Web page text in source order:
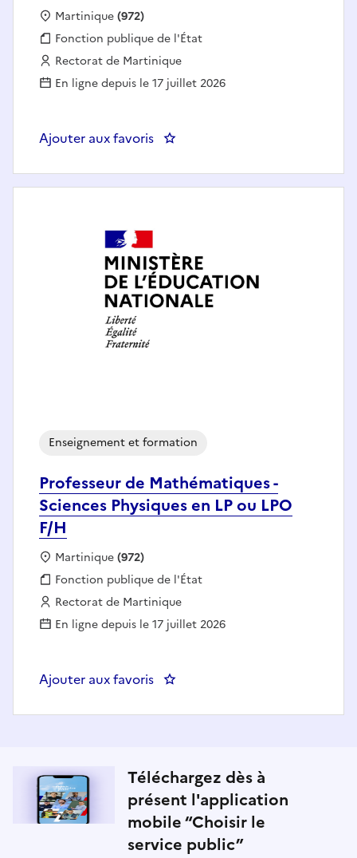
Localisation :
Martinique(972)
Fonction publique :
Fonction publique de l'État
Employeur :
Rectorat de Martinique
En ligne depuis le 17 juillet 2026
Ajouter aux favoris : Professeur en Maintenance
Professeur de Mathématiques -
Sciences Physiques en LP ou LPO
F/H
Enseignement et formation
Localisation :
Martinique(972)
Fonction publique :
Fonction publique de l'État
Employeur :
Rectorat de Martinique
En ligne depuis le 17 juillet 2026
Ajouter aux favoris : Professeur de Mathématiques
Téléchargez dès à
présent l'application
mobile “Choisir le
service public”